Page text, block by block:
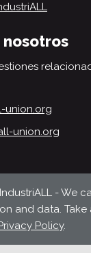
union.org
union.org
- We
and data.
Policy.